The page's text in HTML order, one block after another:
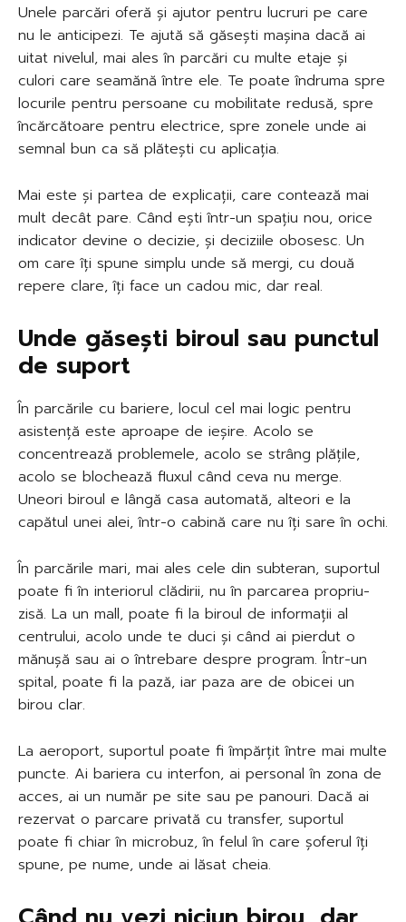
Unele parcări oferă și ajutor pentru lucruri pe care
nu le anticipezi. Te ajută să găsești mașina dacă ai
uitat nivelul, mai ales în parcări cu multe etaje și
culori care seamănă între ele. Te poate îndruma spre
locurile pentru persoane cu mobilitate redusă, spre
încărcătoare pentru electrice, spre zonele unde ai
semnal bun ca să plătești cu aplicația.
Mai este și partea de explicații, care contează mai
mult decât pare. Când ești într-un spațiu nou, orice
indicator devine o decizie, și deciziile obosesc. Un
om care îți spune simplu unde să mergi, cu două
repere clare, îți face un cadou mic, dar real.
Unde găsești biroul sau punctul
de suport
În parcările cu bariere, locul cel mai logic pentru
asistență este aproape de ieșire. Acolo se
concentrează problemele, acolo se strâng plățile,
acolo se blochează fluxul când ceva nu merge.
Uneori biroul e lângă casa automată, alteori e la
capătul unei alei, într-o cabină care nu îți sare în ochi.
În parcările mari, mai ales cele din subteran, suportul
poate fi în interiorul clădirii, nu în parcarea propriu-
zisă. La un mall, poate fi la biroul de informații al
centrului, acolo unde te duci și când ai pierdut o
mănușă sau ai o întrebare despre program. Într-un
spital, poate fi la pază, iar paza are de obicei un
birou clar.
La aeroport, suportul poate fi împărțit între mai multe
puncte. Ai bariera cu interfon, ai personal în zona de
acces, ai un număr pe site sau pe panouri. Dacă ai
rezervat o parcare privată cu transfer, suportul
poate fi chiar în microbuz, în felul în care șoferul îți
spune, pe nume, unde ai lăsat cheia.